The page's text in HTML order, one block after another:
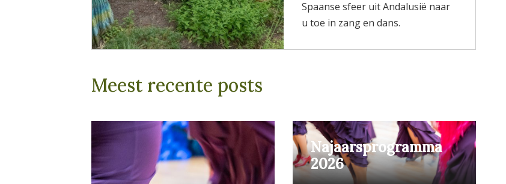
Spaanse sfeer uit Andalusië naar
u toe in zang en dans.
Meest recente posts
Najaarsprogramma
2026